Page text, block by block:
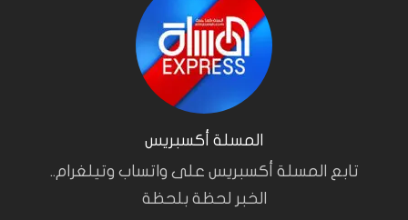
المسلة أكسبريس
تابع المسلة أكسبريس على واتساب وتيلغرام..
الخبر لحظة بلحظة